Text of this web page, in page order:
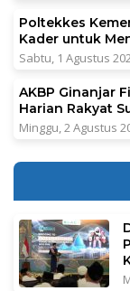
Poltekkes
Kader untuk
Sabtu, 1 Agustus
AKBP Ginanjar
Harian Rakyat
Minggu, 2 Agustus